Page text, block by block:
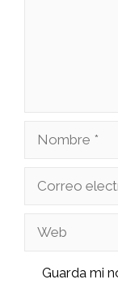
Nombre
Correo
Web
Guarda mi